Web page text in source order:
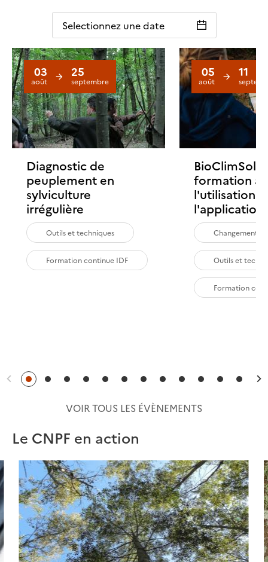
Selectionnez une date
03
août
25
septembre
Diagnostic de
peuplement en
sylviculture
irrégulière
Outils et techniques
Formation continue IDF
05
août
11
BioClimSol :
formation à
l'utilisation
l'application
Changement
Outils et
Formation
VOIR TOUS LES ÉVÈNEMENTS
Le CNPF en action